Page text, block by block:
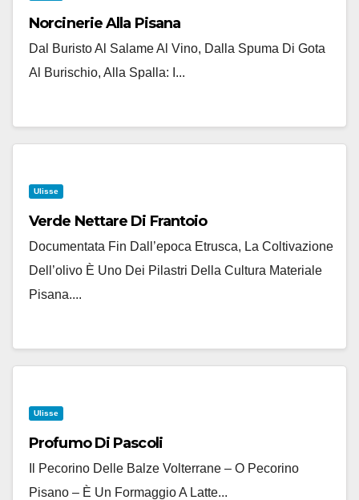
Norcinerie Alla Pisana
Dal Buristo Al Salame Al Vino, Dalla Spuma Di Gota
Al Burischio, Alla Spalla: I...
Ulisse
Verde Nettare Di Frantoio
Documentata Fin Dall’epoca Etrusca, La Coltivazione
Dell’olivo È Uno Dei Pilastri Della Cultura Materiale
Pisana....
Ulisse
Profumo Di Pascoli
Il Pecorino Delle Balze Volterrane – O Pecorino
Pisano – È Un Formaggio A Latte...